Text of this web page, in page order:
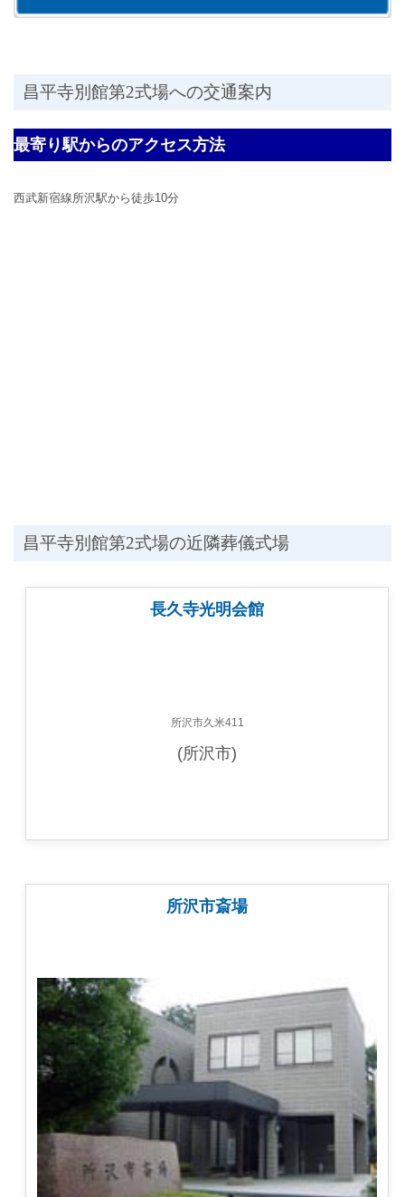
昌平寺別館第2式場への交通案内
最寄り駅からのアクセス方法
西武新宿線所沢駅から徒歩10分
昌平寺別館第2式場の近隣葬儀式場
長久寺光明会館
所沢市久米411
(所沢市)
所沢市斎場